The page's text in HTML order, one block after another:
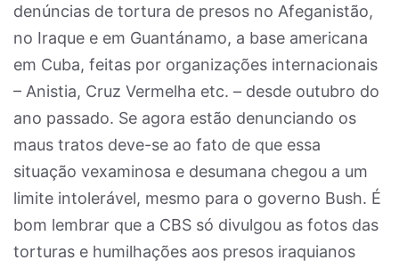
denúncias de tortura de presos no Afeganistão,
no Iraque e em Guantánamo, a base americana
em Cuba, feitas por organizações internacionais
– Anistia, Cruz Vermelha etc. – desde outubro do
ano passado. Se agora estão denunciando os
maus tratos deve-se ao fato de que essa
situação vexaminosa e desumana chegou a um
limite intolerável, mesmo para o governo Bush. É
bom lembrar que a CBS só divulgou as fotos das
torturas e humilhações aos presos iraquianos